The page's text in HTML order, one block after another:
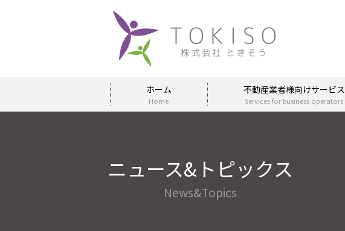
ホーム
Home
不動産業者様向けサービス
Services for business operators
ニュース&トピックス
News&Topics